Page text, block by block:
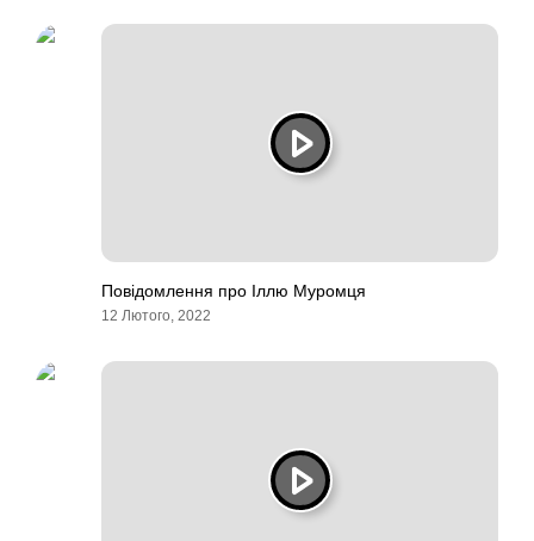
Повідомлення про Іллю Муромця
12 Лютого, 2022